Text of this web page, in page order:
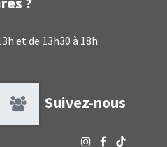
et de 13h30 à 18h
Suivez-nous